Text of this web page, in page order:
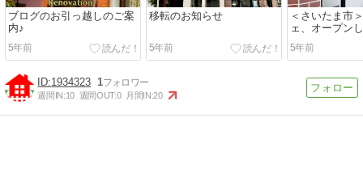
ブログのお引っ越しのご案
内♪
5年前
移転のお知らせ
5年前
＜さいたま市
ェ、オープン
5年前
1934323 1
週間IN:10 週間OUT:0 月間IN:20